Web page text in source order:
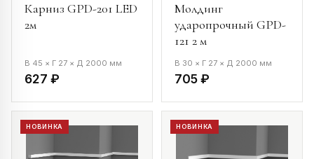
Карниз GPD-201 LED
2м
В 45 × Г 27 × Д 2000 мм
627 ₽
Молдинг
ударопрочный GPD-
121 2 м
В 30 × Г 27 × Д 2000 мм
705 ₽
НОВИНКА НОВИНКА